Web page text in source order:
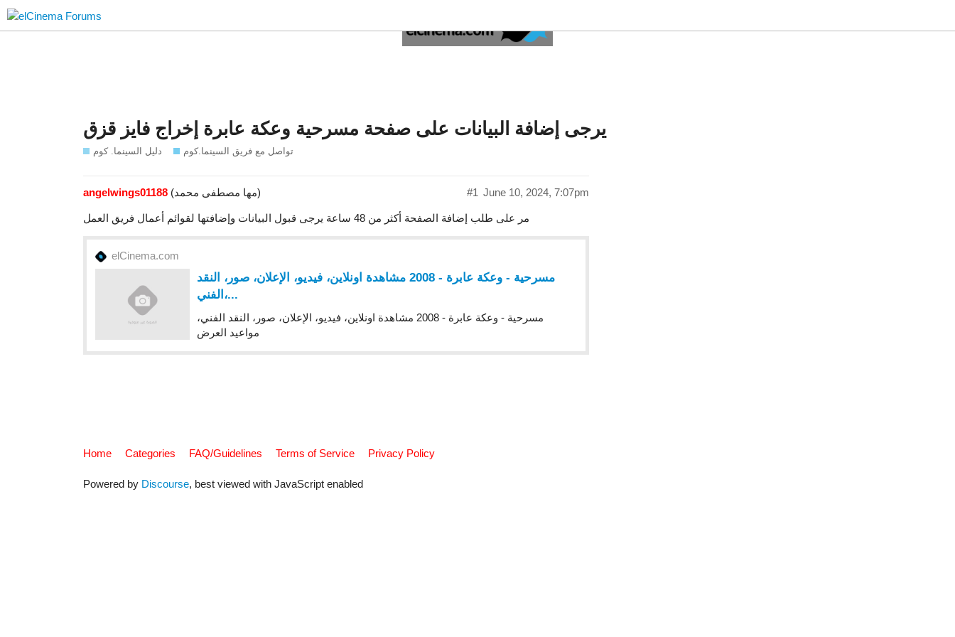
يرجى إضافة البيانات على صفحة مسرحية وعكة عابرة إخراج فايز قزق
دليل السينما. كوم تواصل مع فريق السينما.كوم
angelwings01188 (مها مصطفى محمد) June 10, 2024, 7:07pm
#1
مر على طلب إضافة الصفحة أكثر من 48 ساعة يرجى قبول البيانات وإضافتها لقوائم أعمال فريق العمل
elCinema.com
ﻣﺴﺮﺣﻴﺔ - وعكة عابرة - 2008 مشاهدة اونلاين، فيديو، الإعلان، صور، النقد
الفني،...
ﻣﺴﺮﺣﻴﺔ - وعكة عابرة - 2008 مشاهدة اونلاين، فيديو، الإعلان، صور، النقد الفني،
مواعيد العرض
Home Categories FAQ/Guidelines Terms of Service Privacy Policy
Powered by Discourse, best viewed with JavaScript enabled